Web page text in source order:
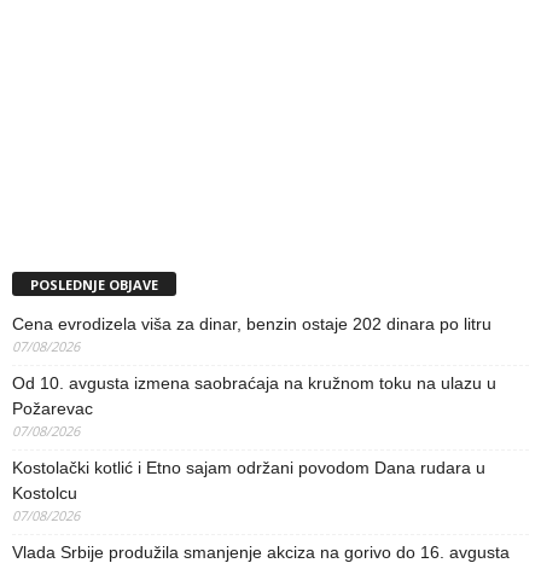
POSLEDNJE OBJAVE
Cena evrodizela viša za dinar, benzin ostaje 202 dinara po litru
07/08/2026
Od 10. avgusta izmena saobraćaja na kružnom toku na ulazu u
Požarevac
07/08/2026
Kostolački kotlić i Etno sajam održani povodom Dana rudara u
Kostolcu
07/08/2026
Vlada Srbije produžila smanjenje akciza na gorivo do 16. avgusta